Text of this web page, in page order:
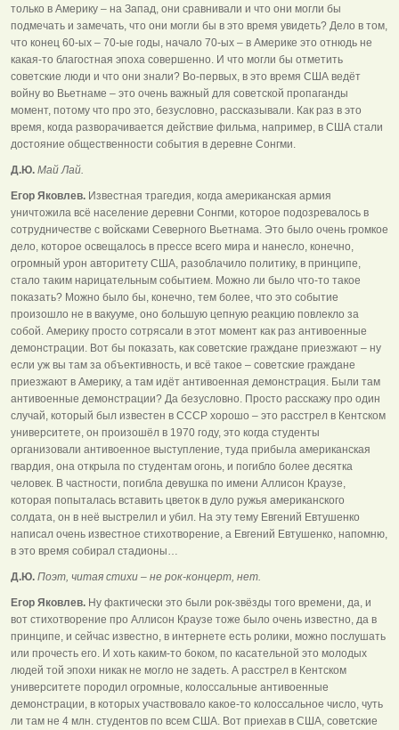
только в Америку – на Запад, они сравнивали и что они могли бы
подмечать и замечать, что они могли бы в это время увидеть? Дело в том,
что конец 60-ых – 70-ые годы, начало 70-ых – в Америке это отнюдь не
какая-то благостная эпоха совершенно. И что могли бы отметить
советские люди и что они знали? Во-первых, в это время США ведёт
войну во Вьетнаме – это очень важный для советской пропаганды
момент, потому что про это, безусловно, рассказывали. Как раз в это
время, когда разворачивается действие фильма, например, в США стали
достояние общественности события в деревне Сонгми.
Д.Ю. Май Лай.
Егор Яковлев. Известная трагедия, когда американская армия
уничтожила всё население деревни Сонгми, которое подозревалось в
сотрудничестве с войсками Северного Вьетнама. Это было очень громкое
дело, которое освещалось в прессе всего мира и нанесло, конечно,
огромный урон авторитету США, разоблачило политику, в принципе,
стало таким нарицательным событием. Можно ли было что-то такое
показать? Можно было бы, конечно, тем более, что это событие
произошло не в вакууме, оно большую цепную реакцию повлекло за
собой. Америку просто сотрясали в этот момент как раз антивоенные
демонстрации. Вот бы показать, как советские граждане приезжают – ну
если уж вы там за объективность, и всё такое – советские граждане
приезжают в Америку, а там идёт антивоенная демонстрация. Были там
антивоенные демонстрации? Да безусловно. Просто расскажу про один
случай, который был известен в СССР хорошо – это расстрел в Кентском
университете, он произошёл в 1970 году, это когда студенты
организовали антивоенное выступление, туда прибыла американская
гвардия, она открыла по студентам огонь, и погибло более десятка
человек. В частности, погибла девушка по имени Аллисон Краузе,
которая попыталась вставить цветок в дуло ружья американского
солдата, он в неё выстрелил и убил. На эту тему Евгений Евтушенко
написал очень известное стихотворение, а Евгений Евтушенко, напомню,
в это время собирал стадионы…
Д.Ю. Поэт, читая стихи – не рок-концерт, нет.
Егор Яковлев. Ну фактически это были рок-звёзды того времени, да, и
вот стихотворение про Аллисон Краузе тоже было очень известно, да в
принципе, и сейчас известно, в интернете есть ролики, можно послушать
или прочесть его. И хоть каким-то боком, по касательной это молодых
людей той эпохи никак не могло не задеть. А расстрел в Кентском
университете породил огромные, колоссальные антивоенные
демонстрации, в которых участвовало какое-то колоссальное число, чуть
ли там не 4 млн. студентов по всем США. Вот приехав в США, советские